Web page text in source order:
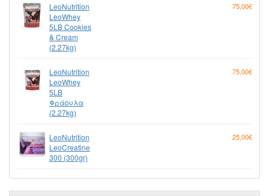
LeoNutrition
LeoWhey
5LB Cookies
& Cream
(2.27kg)
75,00€
LeoNutrition
LeoWhey
5LB
Φράουλα
(2.27kg)
75,00€
LeoNutrition
LeoCreatine
300 (300gr)
25,00€